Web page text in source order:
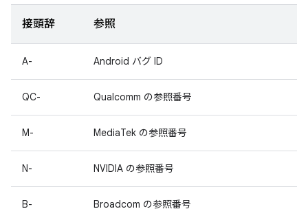
接頭辞 参照
A- Android バグ ID
QC- Qualcomm の参照番号
M- MediaTek の参照番号
N- NVIDIA の参照番号
B- Broadcom の参照番号